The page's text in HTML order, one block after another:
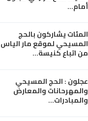
أمام…
المئات يشاركون بالحج
المسيحي لموقع مار الياس
من اتباع كنيسة…
عجلون : الحج المسيحي
والمهرحانات والمعارض
والمبادرات…